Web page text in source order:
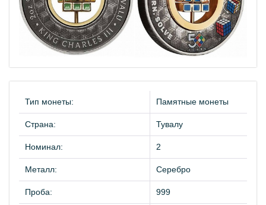
Тип монеты: Памятные монеты
Страна: Тувалу
Номинал: 2
Металл: Серебро
Проба: 999